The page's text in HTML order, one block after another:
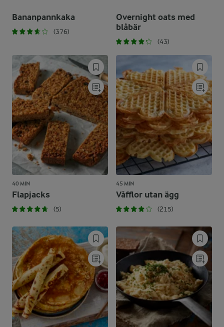
Bananpannkaka
(376)
Overnight oats med
blåbär
(43)
40 MIN
Flapjacks
(5)
45 MIN
Våfflor utan ägg
(215)